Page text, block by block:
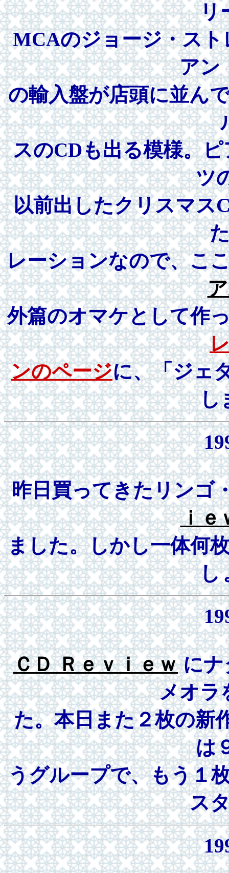
リ
MCAのジョージ・ス
アン
の輸入盤が店頭に並ん
スのCDも出る模様。
ツ
以前出したクリスマス
レーションなので、こ
外篇のオマケとして作
ンのページに、「ジェ
し
昨日買ってきたリンゴ
ｉｅ
ました。しかし一体何
し
ＣＤ Ｒｅｖｉｅｗにナ
メオラ
た。本日また２枚の新
は
うグループで、もう１
ス